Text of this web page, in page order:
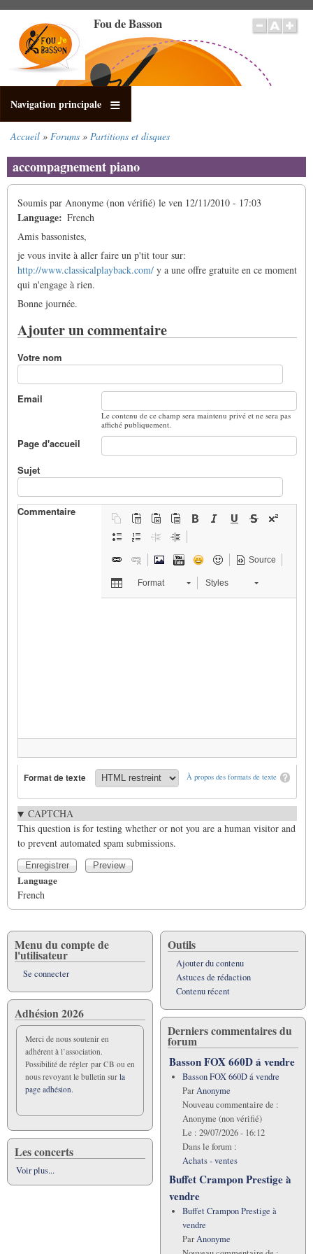
contenu
principal
Fou de Basson
Navigation principale
d'Ariane
Accueil Forums Partitions et disques
accompagnement piano
Soumis par Anonyme (non vérifié) le ven 12/11/2010 - 17:03
Language
French
Amis bassonistes,
je vous invite à aller faire un p'tit tour sur:
http://www.classicalplayback.com/ y a une offre gratuite en ce moment
qui n'engage à rien.
Bonne journée.
Ajouter un commentaire
Votre nom
Email
Le contenu de ce champ sera maintenu privé et ne sera pas
affiché publiquement.
Page d'accueil
Sujet
Commentaire
Source
Format Styles
À propos des formats de texte
Format de texte
CAPTCHA
This question is for testing whether or not you are a human visitor and
to prevent automated spam submissions.
Language
French
Menu du compte de
l'utilisateur
Se connecter
Adhésion 2026
Merci de nous soutenir en
adhérent à l’association.
Possibilité de régler par CB ou en
nous revoyant le bulletin sur la
page adhésion.
Les concerts
Voir plus...
Outils
Ajouter du contenu
Astuces de rédaction
Contenu récent
Derniers commentaires du
forum
Basson FOX 660D á vendre
Basson FOX 660D á vendre
ParAnonyme
Nouveau commentaire de :
Anonyme (non vérifié)
Le : 29/07/2026 - 16:12
Dans le forum :
Achats - ventes
Buffet Crampon Prestige à
vendre
Buffet Crampon Prestige à
vendre
ParAnonyme